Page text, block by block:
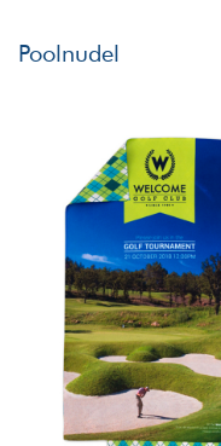
Poolnudel